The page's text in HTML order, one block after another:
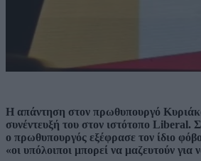
Η απάντηση στον πρωθυπουργό
συνέντευξή του στον ιστότοπο Liberal.
ο πρωθυπουργός εξέφρασε τον ίδιο
«οι υπόλοιποι μπορεί να μαζευτούν